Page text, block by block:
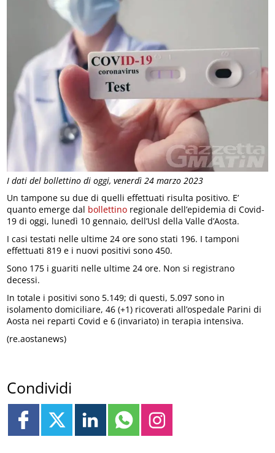
I dati del bollettino di oggi, venerdì 24 marzo 2023
Un tampone su due di quelli effettuati risulta positivo. E’
quanto emerge dal bollettino regionale dell’epidemia di Covid-
19 di oggi, lunedì 10 gennaio, dell’Usl della Valle d’Aosta.
I casi testati nelle ultime 24 ore sono stati 196. I tamponi
effettuati 819 e i nuovi positivi sono 450.
Sono 175 i guariti nelle ultime 24 ore. Non si registrano
decessi.
In totale i positivi sono 5.149; di questi, 5.097 sono in
isolamento domiciliare, 46 (+1) ricoverati all’ospedale Parini di
Aosta nei reparti Covid e 6 (invariato) in terapia intensiva.
(re.aostanews)
Condividi